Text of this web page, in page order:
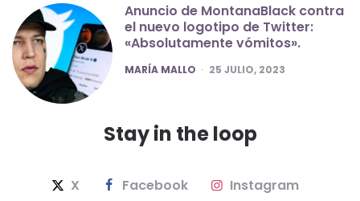
Anuncio de MontanaBlack contra
el nuevo logotipo de Twitter:
«Absolutamente vómitos».
POSTED
MARÍA MALLO 25 JULIO, 2023
Stay in the loop
X Facebook Instagram